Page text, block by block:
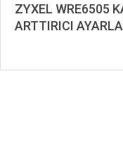
ZYXEL WRE6505
ARTTIRICI